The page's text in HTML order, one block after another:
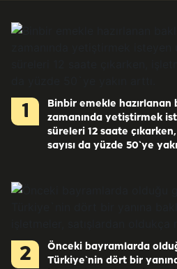
1
Binbir emekle hazırlanan
zamanında yetiştirmek
süreleri 12 saate
sayısı da yüzde 50`ye
2
Önceki bayramlarda
Türkiye`nin dört bir